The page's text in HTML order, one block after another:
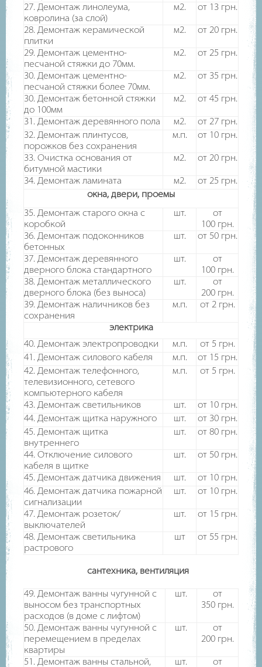
27. Демонтаж линолеума,
ковролина (за слой)
м2. от 13 грн.
28. Демонтаж керамической
плитки
м2. от 20 грн.
29. Демонтаж цементно-
песчаной стяжки до 70мм.
м2. от 25 грн.
30. Демонтаж цементно-
песчаной стяжки более 70мм.
м2. от 35 грн.
30. Демонтаж бетонной стяжки
до 100мм
м2. от 45 грн.
31. Демонтаж деревянного пола м2. от 27 грн.
32. Демонтаж плинтусов,
порожков без сохранения
м.п. от 10 грн.
33. Очистка основания от
битумной мастики
м2. от 20 грн.
34. Демонтаж ламината м2. от 25 грн.
окна, двери, проемы
35. Демонтаж старого окна с
коробкой
шт.
от
100 грн.
36. Демонтаж подоконников
бетонных
шт. от 50 грн.
37. Демонтаж деревянного
дверного блока стандартного
шт.
от
100 грн.
38. Демонтаж металлического
дверного блока (без выноса)
шт.
от
200 грн.
39. Демонтаж наличников без
сохранения
м.п. от 2 грн.
электрика
40. Демонтаж электропроводки
м.п. от 5 грн.
41. Демонтаж силового кабеля
м.п. от 15 грн.
42. Демонтаж телефонного,
телевизионного, сетевого
компьютерного кабеля
м.п. от 5 грн.
43. Демонтаж светильников шт. от 10 грн.
44. Демонтаж щитка наружного
шт. от 30 грн.
45. Демонтаж щитка
внутреннего
шт. от 80 грн.
44. Отключение силового
кабеля в щитке
шт. от 50 грн.
45. Демонтаж датчика движения шт. от 10 грн.
46. Демонтаж датчика пожарной
сигнализации
шт. от 10 грн.
47. Демонтаж розеток/
выключателей
шт. от 15 грн.
48. Демонтаж светильника
растрового
шт от 55 грн.
сантехника, вентиляция
49. Демонтаж ванны чугунной с
выносом без транспортных
расходов (в доме с лифтом)
шт.
от
350 грн.
50. Демонтаж ванны чугунной с
перемещением в пределах
квартиры
шт.
от
200 грн.
51. Демонтаж ванны стальной, шт. от